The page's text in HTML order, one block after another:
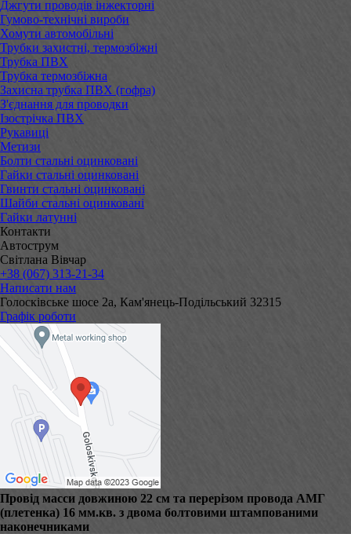
Джгути проводів інжекторні
Гумово-технічні вироби
Хомути автомобільні
Трубки захистні, термозбіжні
Трубка ПВХ
Трубка термозбіжна
Захисна трубка ПВХ (гофра)
З'єднання для проводки
Ізострічка ПВХ
Рукавиці
Метизи
Болти стальні оцинковані
Гайки стальні оцинковані
Гвинти стальні оцинковані
Шайби стальні оцинковані
Гайки латунні
Контакти
Автострум
Світлана Вівчар
+38 (067) 313-21-34
Написати нам
Голосківське шосе 2а, Кам'янець-Подільський 32315
Графік роботи
Провід масси довжиною 22 см та перерізом провода АМГ
(плетенка) 16 мм.кв. з двома болтовими штампованими
наконечниками